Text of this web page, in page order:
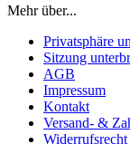
Mehr über...
Privatsphäre
Sitzung
AGB
Impressum
Kontakt
Versand- &